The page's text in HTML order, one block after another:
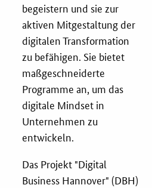
Vergabe-Wahl-O-Mat
Zertifizierung
Startups & innovative KMU
Services
Öffentliche Beschaffung
Toolbox
begeistern und sie zur
aktiven Mitgestaltung der
digitalen Transformation
zu befähigen. Sie bietet
maßgeschneiderte
Programme an, um das
digitale Mindset in
Unternehmen zu
entwickeln.
Das Projekt "Digital
Business Hannover" (DBH)